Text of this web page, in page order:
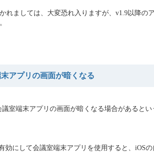
れましては、大変恐れ入りますが、v1.9以降の
アプリの画面が暗くなる
議室端末アプリの画面が暗くなる場合があると
効にして会議室端末アプリを使用すると、iOS